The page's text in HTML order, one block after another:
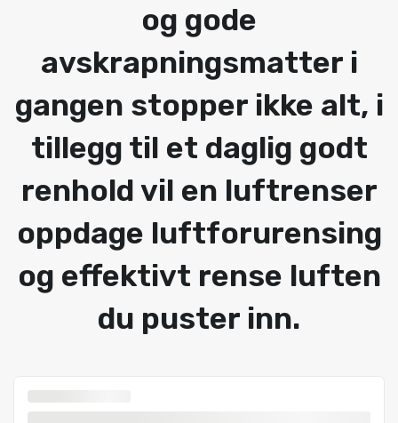
og gode
avskrapningsmatter i
gangen stopper ikke alt, i
tillegg til et daglig godt
renhold vil en luftrenser
oppdage luftforurensing
og effektivt rense luften
du puster inn.